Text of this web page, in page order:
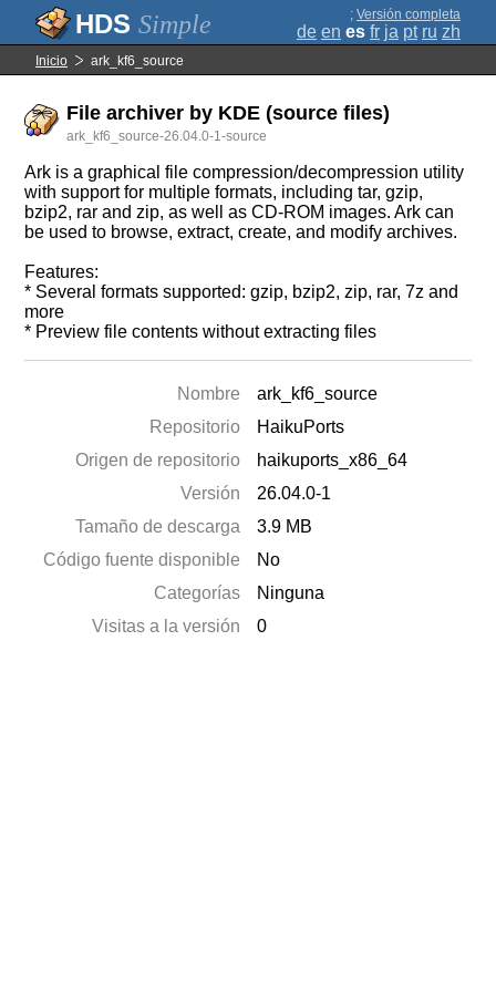
Simple ; Versión completa
de en es fr ja pt ru zh
Inicio ark_kf6_source
File archiver by KDE (source files)
ark_kf6_source-26.04.0-1-source
Ark is a graphical file compression/decompression utility
with support for multiple formats, including tar, gzip,
bzip2, rar and zip, as well as CD-ROM images. Ark can
be used to browse, extract, create, and modify archives.
Features:
* Several formats supported: gzip, bzip2, zip, rar, 7z and
more
* Preview file contents without extracting files
Nombre
ark_kf6_source
Repositorio
HaikuPorts
Origen de repositorio
haikuports_x86_64
Versión
26.04.0-1
Tamaño de descarga
3.9 MB
Código fuente disponible
No
Categorías
Ninguna
Visitas a la versión
0